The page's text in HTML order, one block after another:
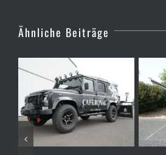
Ähnliche Beiträge